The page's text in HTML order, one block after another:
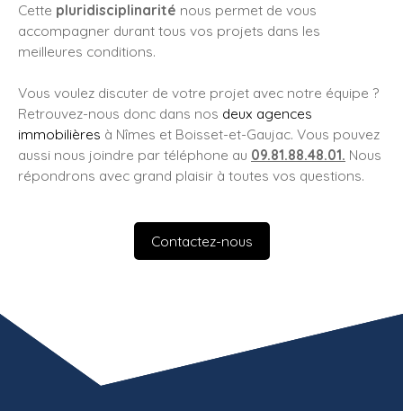
Cette pluridisciplinarité nous permet de vous
accompagner durant tous vos projets dans les
meilleures conditions.
Vous voulez discuter de votre projet avec notre équipe ?
Retrouvez-nous donc dans nos deux agences
immobilières à Nîmes et Boisset-et-Gaujac. Vous pouvez
aussi nous joindre par téléphone au 09.81.88.48.01. Nous
répondrons avec grand plaisir à toutes vos questions.
Contactez-nous